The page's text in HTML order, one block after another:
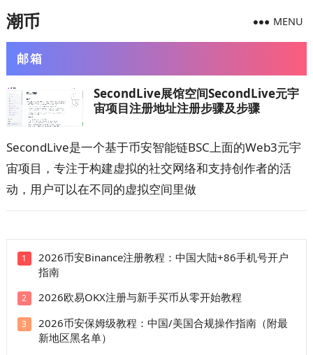
潮币 MENU
邮箱
SecondLive展馆空间SecondLive元宇
宙项目注册地址注册步骤及步骤
SecondLive是一个基于币安智能链BSC上面的Web3元宇
宙项目，专注于构建虚拟的社交网络和支持创作者的活
动，用户可以在不同的虚拟空间里做
1
2026币安Binance注册教程：中国大陆+86手机号开户
指南
2 2026欧易OKX注册与新手买币从零开始教程
3
2026币安保姆级教程：中国/美国合规操作指南（附最
新地区黑名单）